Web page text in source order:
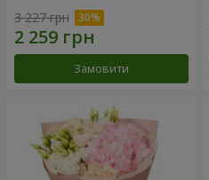
3 227 грн
Замовити